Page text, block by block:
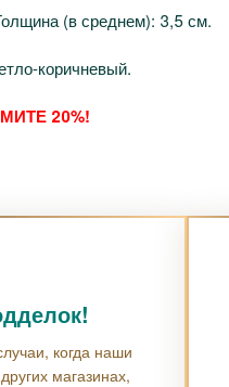
(в среднем): 3,5 см.
коричневый.
20%!
когда наши
магазинах,